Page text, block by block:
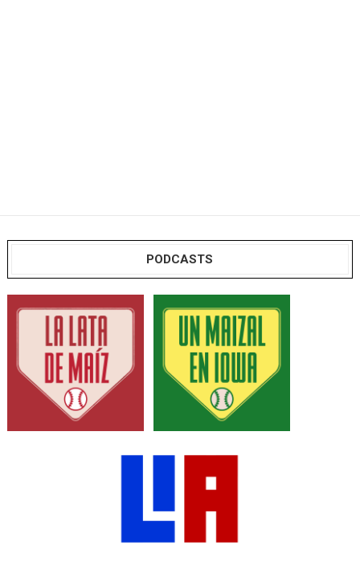
PODCASTS